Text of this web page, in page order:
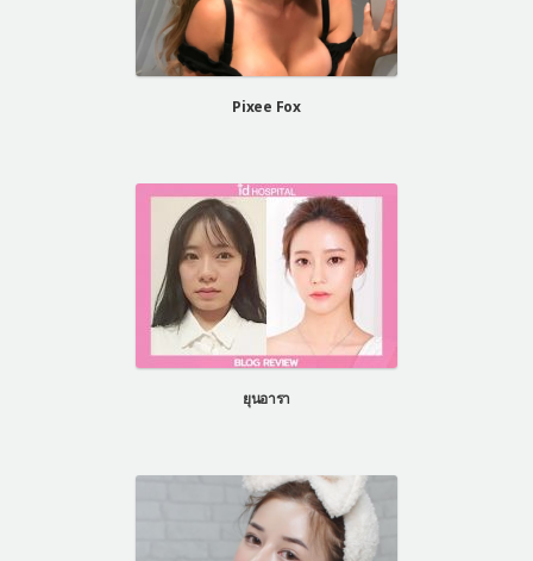
Pixee Fox
ยุนอารา